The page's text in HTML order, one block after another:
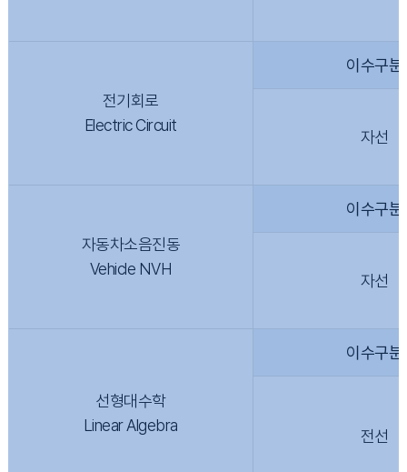
전기회로
Electric Circuit
이수구분
자선
자동차소음진동
Vehicle NVH
이수구분
자선
선형대수학
Linear Algebra
이수구분
전선